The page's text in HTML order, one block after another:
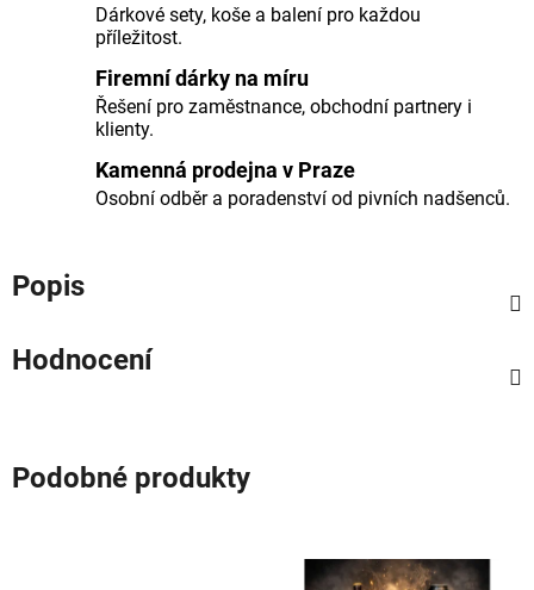
Dárkové sety, koše a balení pro každou
příležitost.
Firemní dárky na míru
Řešení pro zaměstnance, obchodní partnery i
klienty.
Kamenná prodejna v Praze
Osobní odběr a poradenství od pivních nadšenců.
Popis
Hodnocení
Podobné produkty